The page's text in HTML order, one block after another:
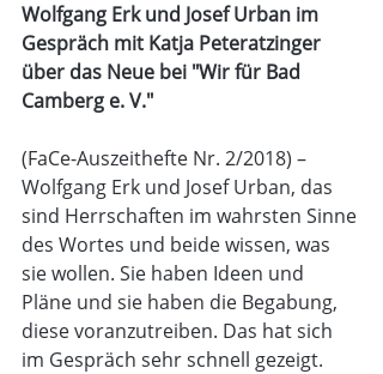
Wolfgang Erk und Josef Urban im
Gespräch mit Katja Peteratzinger
über das Neue bei "Wir für Bad
Camberg e. V."
(FaCe-Auszeithefte Nr. 2/2018) –
Wolfgang Erk und Josef Urban, das
sind Herrschaften im wahrsten Sinne
des Wortes und beide wissen, was
sie wollen. Sie haben Ideen und
Pläne und sie haben die Begabung,
diese voranzutreiben. Das hat sich
im Gespräch sehr schnell gezeigt.